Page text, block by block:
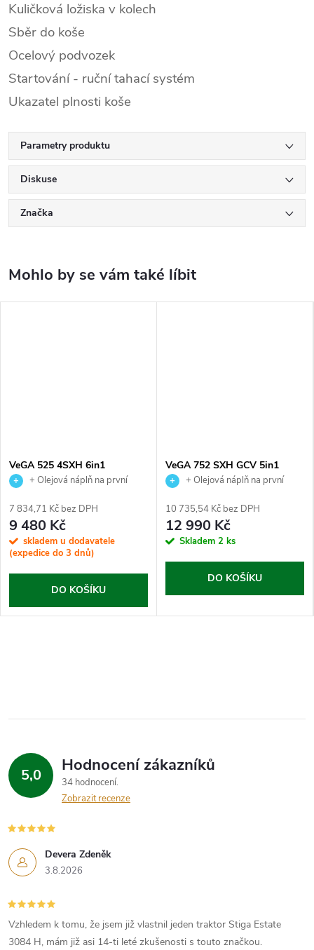
Kuličková ložiska v kolech
Sběr do koše
Ocelový podvozek
Startování - ruční tahací systém
Ukazatel plnosti koše
Parametry produktu
Diskuse
Značka
VeGA 525 4SXH 6in1
+ Olejová náplň na první
7 834,71 Kč bez DPH
9 480 Kč
skladem u dodavatele
(expedice do 3 dnů)
DO KOŠÍKU
VeGA 752 SXH GCV 5in1
+ Olejová náplň na první
10 735,54 Kč bez DPH
12 990 Kč
Skladem 2 ks
DO KOŠÍKU
5,0 Hodnocení zákazníků
34 hodnocení
Zobrazit recenze
Devera Zdeněk
3.8.2026
Vzhledem k tomu, že jsem již vlastnil jeden traktor Stiga Estate
3084 H, mám již asi 14-ti leté zkušenosti s touto značkou.